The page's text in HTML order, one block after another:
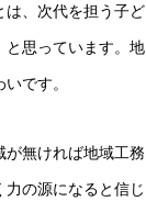
は、次代を担う子ど
と思っています。地
です。
無ければ地域工務
の源になると信じ